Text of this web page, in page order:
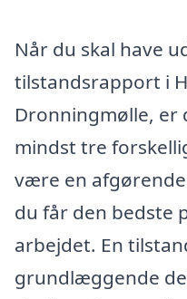
Når du skal have
tilstandsrapport i
Dronningmølle, er
mindst tre
være en
du får den bedste
arbejdet. En
grundlæggende